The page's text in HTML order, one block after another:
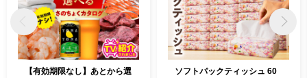
【有効期限なし】あとから選
ソフトパックティッシュ 60